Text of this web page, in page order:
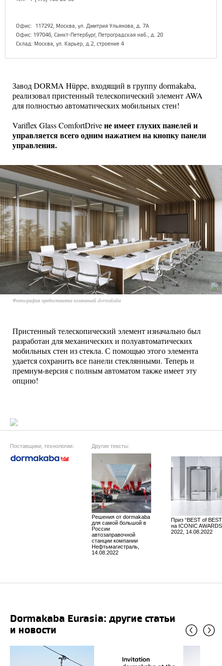
Офис: 117292, Москва, ул. Дмитрия Ульянова, д. 7А
Офис: 197046, Санкт-Петербург, Петроградская наб., д. 20
Склад: Москва, ул. Карьер, д.2, строение 4
Завод DORMA Hüppe, входящий в группу dormakaba,
реализовал пристенный телескопический элемент AWA
для полностью автоматических мобильных стен!
Variflex Glass ComfortDriveне имеет глухих панелей и
управляется всего одним нажатием на кнопку панели
управления.
Фотография предоставлена компанией dormakaba
Пристенный телескопический элемент изначально был
разработан для механических и полуавтоматических
мобильных стен из стекла. С помощью этого элемента
удается сохранить все панели стеклянными. Теперь и
премиум-версия с полным автоматом также имеет эту
опцию!
Поставщики, технологии: Другие тексты:
Решения от dormakaba
для самой большой в
России
автозаправочной
станции компании
Нефтьмагистраль,
14.08.2022
Приз “BEST of
на ICONIC AWARDS
2022, 14.08.2022
dormakaba Eurasia: другие статьи
и новости